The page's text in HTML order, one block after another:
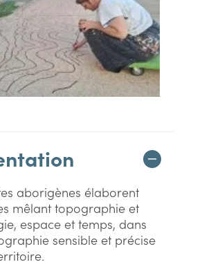
aborigènes élaborent
mêlant topographie et
espace et temps, dans
sensible et précise